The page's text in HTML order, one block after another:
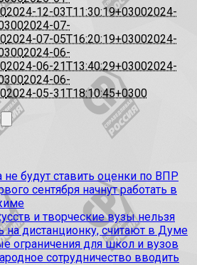
2024-12-03T11:30:19+03002024-
2024-07-
2024-07-05T16:20:19+03002024-
2024-06-
2024-06-21T13:40:29+03002024-
2024-06-
2024-05-31T18:10:45+0300
будут ставить оценки по ВПР
сентября начнут работать в
и творческие вузы нельзя
на дистанционку, считают в Думе
ограничения для школ и вузов
сотрудничество вводить